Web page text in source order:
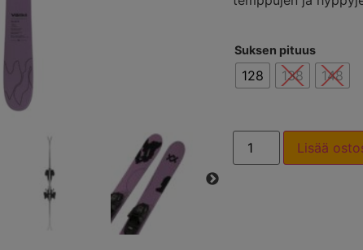
Suksen pituus
128 138 148
Lisää